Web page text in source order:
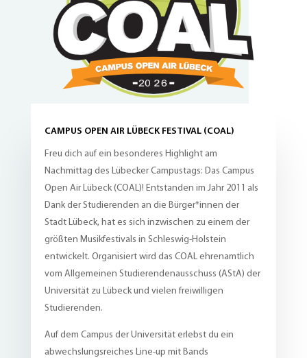
CAMPUS OPEN AIR LÜBECK FESTIVAL (COAL)
Freu dich auf ein besonderes Highlight am
Nachmittag des Lübecker Campustags: Das Campus
Open Air Lübeck (COAL)! Entstanden im Jahr 2011 als
Dank der Studierenden an die Bürger*innen der
Stadt Lübeck, hat es sich inzwischen zu einem der
größten Musikfestivals in Schleswig-Holstein
entwickelt. Organisiert wird das COAL ehrenamtlich
vom Allgemeinen Studierendenausschuss (AStA) der
Universität zu Lübeck und vielen freiwilligen
Studierenden.
Auf dem Campus der Universität erlebst du ein
abwechslungsreiches Line-up mit Bands